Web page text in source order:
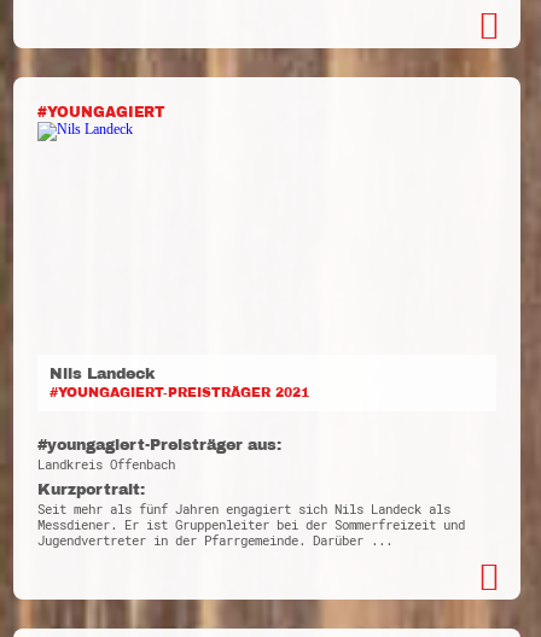
#YOUNGAGIERT
Nils Landeck
#YOUNGAGIERT-PREISTRÄGER 2021
#youngagiert-Preisträger aus:
Landkreis Offenbach
Kurzportrait:
Seit mehr als fünf Jahren engagiert sich Nils Landeck als
Messdiener. Er ist Gruppenleiter bei der Sommerfreizeit und
Jugendvertreter in der Pfarrgemeinde. Darüber ...